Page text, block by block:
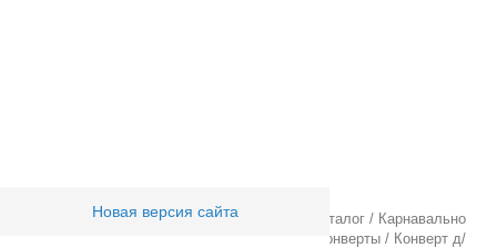
Новая версия сайта
Товары для праздника/ Оптовый каталог / Карнавально
Конверты / Конверт д/